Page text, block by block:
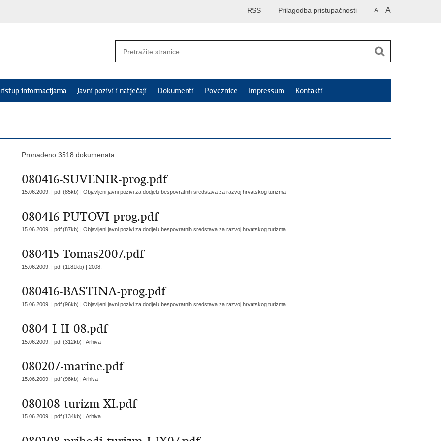
A A
Prilagodba pristupačnosti
RSS
informacijama Javni pozivi i natječaji Dokumenti Poveznice Impressum Kontakti
Pronađeno 3518 dokumenata.
080416-SUVENIR-prog.pdf
15.06.2009. | pdf (85kb) | Objavljeni javni pozivi za dodjelu bespovratnih sredstava za razvoj hrvatskog turizma
080416-PUTOVI-prog.pdf
15.06.2009. | pdf (87kb) | Objavljeni javni pozivi za dodjelu bespovratnih sredstava za razvoj hrvatskog turizma
080415-Tomas2007.pdf
15.06.2009. | pdf (1181kb) | 2008.
080416-BASTINA-prog.pdf
15.06.2009. | pdf (96kb) | Objavljeni javni pozivi za dodjelu bespovratnih sredstava za razvoj hrvatskog turizma
0804-I-II-08.pdf
15.06.2009. | pdf (312kb) | Arhiva
080207-marine.pdf
15.06.2009. | pdf (98kb) | Arhiva
080108-turizm-XI.pdf
15.06.2009. | pdf (134kb) | Arhiva